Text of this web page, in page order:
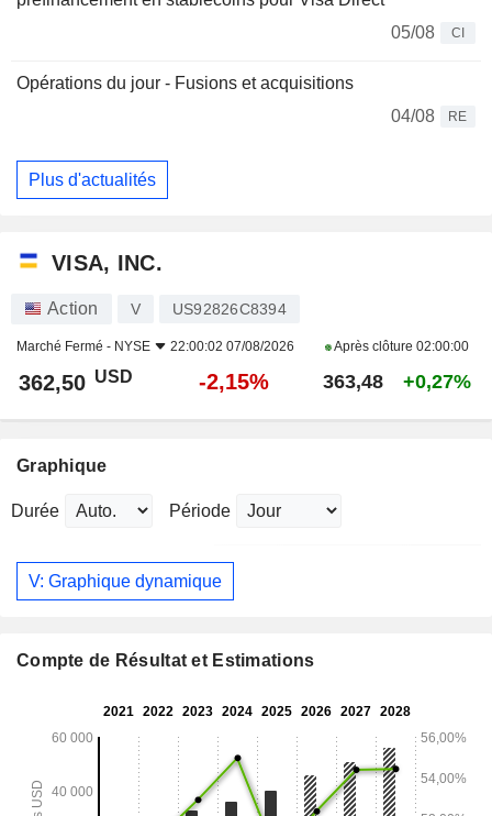
05/08
CI
Opérations du jour - Fusions et acquisitions
04/08
RE
Plus d'actualités
VISA, INC.
Action V US92826C8394
Marché Fermé - NYSE 22:00:02 07/08/2026 Après clôture 02:00:00
362,50 USD -2,15% 363,48 +0,27%
Graphique
Durée Période
V: Graphique dynamique
Compte de Résultat et Estimations